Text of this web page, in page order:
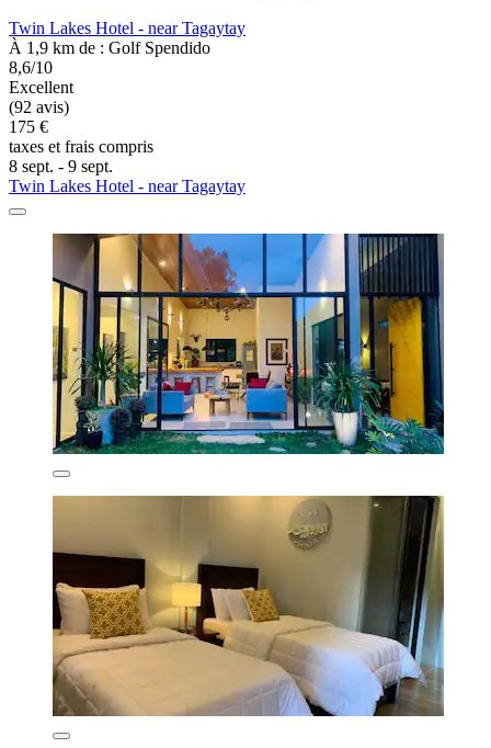
Twin Lakes Hotel - near Tagaytay
À 1,9 km de : Golf Spendido
8,6/10
Excellent
(92 avis)
175 €
taxes et frais compris
8 sept. - 9 sept.
Twin Lakes Hotel - near Tagaytay